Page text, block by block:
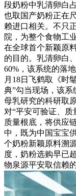
段奶粉中乳清卵白
也取国产奶粉正在
赖进口相关。不只
院，为整个食物工
在全球首个新颖原
的目的。乳清卵白
60%，该系统的落
月18日飞鹤取《时
典”勾当现场，该系
母乳研究的科研取
对“平安可验证、
质量根底，将供应
中，既为中国宝宝
个奶粉新颖原料溯
度，奶粉选购早已
物泉源平安取信赖